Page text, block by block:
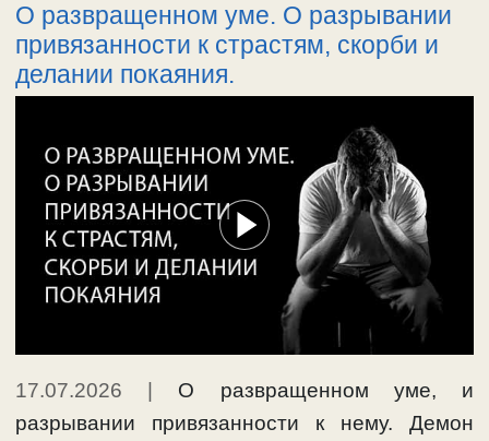
О развращенном уме. О разрывании
привязанности к страстям, скорби и
делании покаяния.
17.07.2026
О развращенном уме, и
разрывании привязанности к нему. Демон